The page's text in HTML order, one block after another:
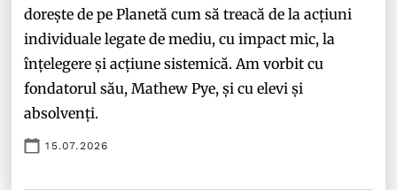
dorește de pe Planetă cum să treacă de la acțiuni
individuale legate de mediu, cu impact mic, la
înțelegere și acțiune sistemică. Am vorbit cu
fondatorul său, Mathew Pye, și cu elevi și
absolvenți.
15.07.2026